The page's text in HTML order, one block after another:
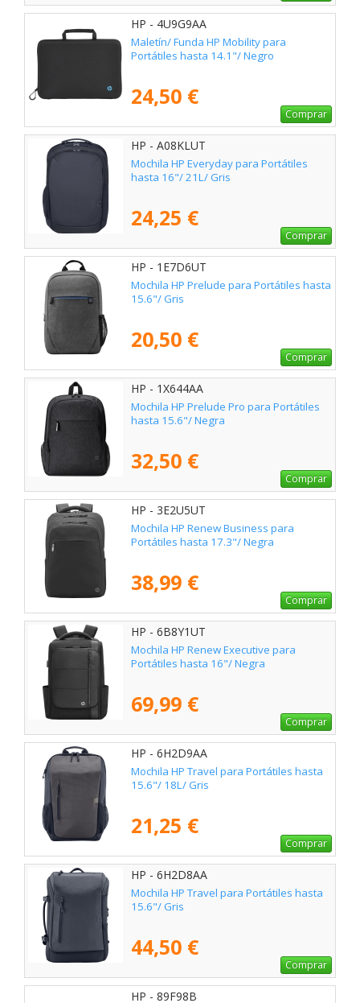
HP - 4U9G9AA
Maletín/ Funda HP Mobility para
Portátiles hasta 14.1"/ Negro
24,50 €
Comprar
HP - A08KLUT
Mochila HP Everyday para Portátiles
hasta 16"/ 21L/ Gris
24,25 €
Comprar
HP - 1E7D6UT
Mochila HP Prelude para Portátiles hasta
15.6"/ Gris
20,50 €
Comprar
HP - 1X644AA
Mochila HP Prelude Pro para Portátiles
hasta 15.6"/ Negra
32,50 €
Comprar
HP - 3E2U5UT
Mochila HP Renew Business para
Portátiles hasta 17.3"/ Negra
38,99 €
Comprar
HP - 6B8Y1UT
Mochila HP Renew Executive para
Portátiles hasta 16"/ Negra
69,99 €
Comprar
HP - 6H2D9AA
Mochila HP Travel para Portátiles hasta
15.6"/ 18L/ Gris
21,25 €
Comprar
HP - 6H2D8AA
Mochila HP Travel para Portátiles hasta
15.6"/ Gris
44,50 €
Comprar
HP - 89F98B